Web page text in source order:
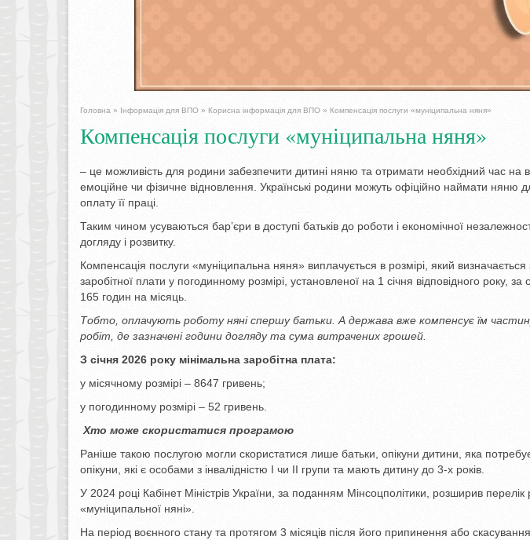
Головна » Інформація для ВПО » Корисна інформація для ВПО » Компенсація послуги «муніципальна няня»
Компенсація послуги «муніципальна няня»
– це можливість для родини забезпечити дитині няню та отримати необхідний час на
емоційне чи фізичне відновлення. Українські родини можуть офіційно наймати няню
оплату її праці.
Таким чином усуваються барʼєри в доступі батьків до роботи і економічної
догляду і розвитку.
Компенсація послуги «муніципальна няня» виплачується в розмірі, який визначається
заробітної плати у погодинному розмірі, установленої на 1 січня відповідного року,
165 годин на місяць.
Тобто, оплачують роботу няні спершу батьки. А держава вже компенсує їм
робіт, де зазначені години догляду та сума витрачених грошей.
З січня 2026 року мінімальна заробітна плата:
у місячному розмірі – 8647 гривень;
у погодинному розмірі – 52 гривень.
Хто може скористатися програмою
Раніше такою послугою могли скористатися лише батьки, опікуни дитини, яка
опікуни, які є особами з інвалідністю I чи II групи та мають дитину до 3-х років.
У 2024 році Кабінет Міністрів України, за поданням Мінсоцполітики, розширив
«муніципальної няні».
На період воєнного стану та протягом 3 місяців після його припинення або